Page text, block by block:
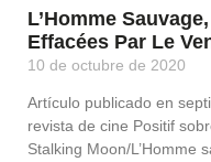
L’Homme
Effacées Par Le
10 de octubre de 2020
Artículo publicado en
revista de cine Positif
Stalking Moon/L’Homme